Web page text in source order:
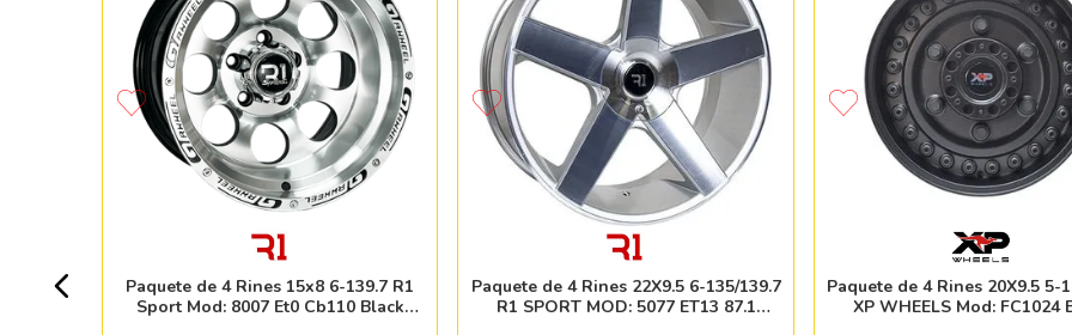
Paquete de 4 Rines 15x8 6-139.7 R1
Sport Mod: 8007 Et0 Cb110 Black
Paquete de 4 Rines 22X9.5 6-135/139.7
R1 SPORT MOD: 5077 ET13 87.1
Paquete de 4 Rines 20X9.5 5-
XP WHEELS Mod: FC1024